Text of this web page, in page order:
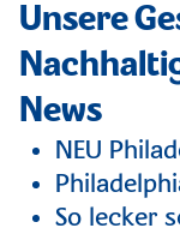
Unsere
News
NEU
So lecker